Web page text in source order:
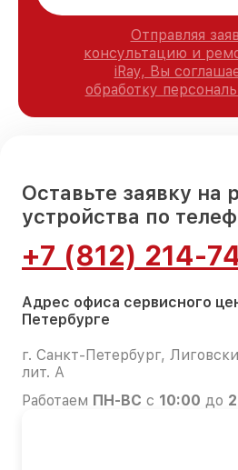
Отправляя
консультацию и
iRay, Вы
обработку
Оставьте заявку на
устройства по
+7 (812) 214-
Адрес офиса сервисного
Петербурге
г. Санкт-Петербург,
лит. А
Работаем ПН-ВС с 10:00 до